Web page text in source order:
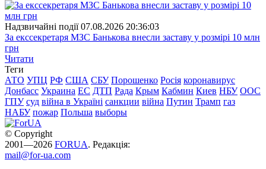
Надзвичайні події 07.08.2026 20:36:03
За екссекретаря МЗС Банькова внесли заставу у розмірі 10 млн
грн
Читати
Теги
АТО УПЦ РФ США СБУ Порошенко Росія коронавирус
Донбасс Украина ЕС ДТП Рада Крым Кабмин Киев НБУ ООС
ГПУ суд війна в Україні санкции війна Путин Трамп газ
НАБУ пожар Польша выборы
© Copyright
2001—2026 FORUA. Редакція:
mail@for-ua.com